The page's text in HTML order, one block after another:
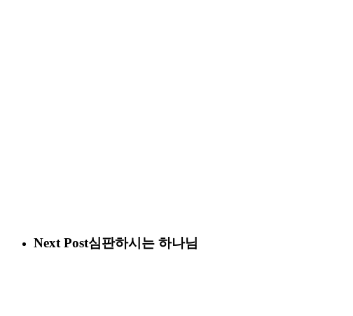
Next Post심판하시는 하나님